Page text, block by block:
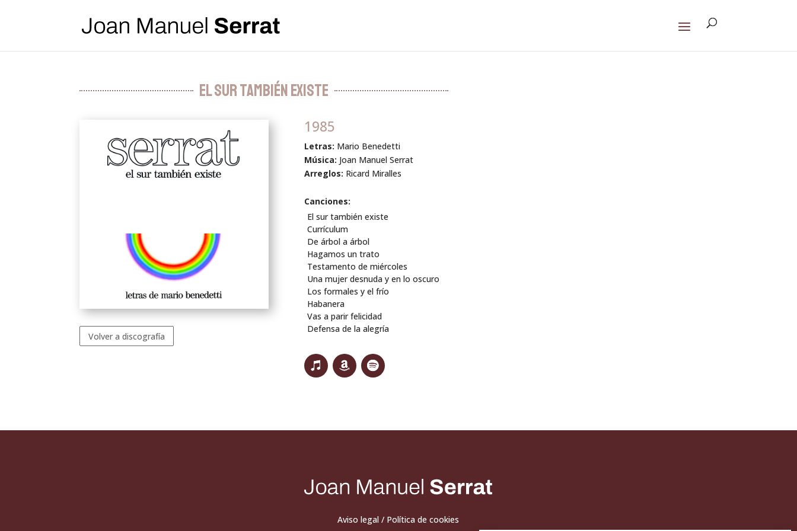
El sur también existe
Volver a discografía
1985
Letras: Mario Benedetti
Música: Joan Manuel Serrat
Arreglos: Ricard Miralles
Canciones:
El sur también existe
Currículum
De árbol a árbol
Hagamos un trato
Testamento de miércoles
Una mujer desnuda y en lo oscuro
Los formales y el frío
Habanera
Vas a parir felicidad
Defensa de la alegría
Aviso legal / Política de cookies